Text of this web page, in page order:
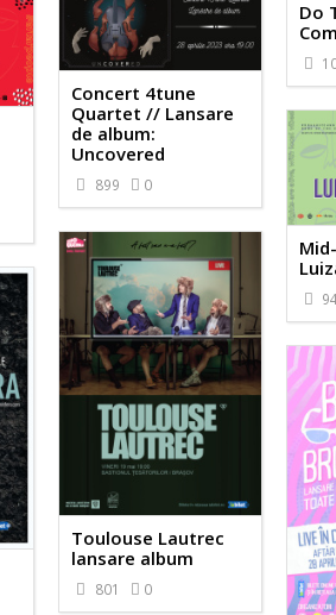
Do
Concert 4tune
Quartet // Lansare
de album:
Uncovered
899 0
Toulouse Lautrec
lansare album
801 0